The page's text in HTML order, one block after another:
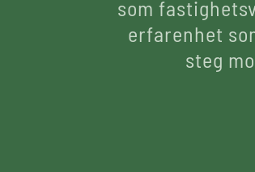
som
erfarenhet
steg